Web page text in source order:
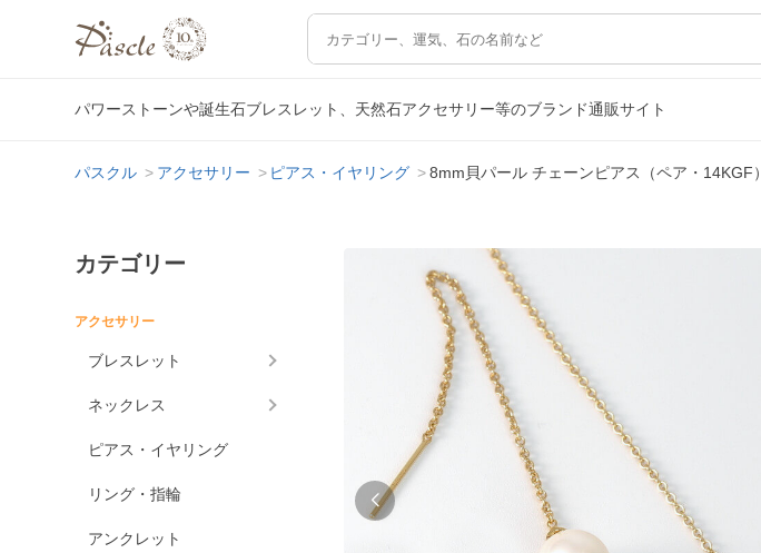
パワーストーンや誕生石ブレスレット、天然石アクセサリー等のブランド通販サイト
パスクル アクセサリー ピアス・イヤリング 8mm貝パール チェーンピアス（ペア・14KGF）
カテゴリー
アクセサリー
ブレスレット
ネックレス
ピアス・イヤリング
リング・指輪
アンクレット